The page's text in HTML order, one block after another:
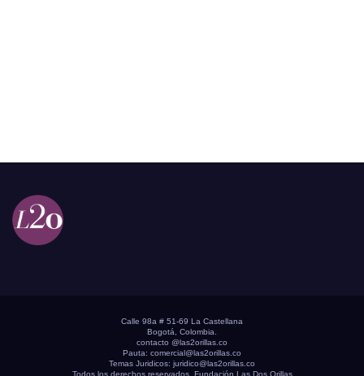
Calle 98a # 51-69 La Castellana
Bogotá, Colombia.
contacto @las2orillas.co
Pauta: comercial@las2orillas.co
Temas Juridicos: juridico@las2orillas.co
Todos los derechos reservados. Fundación Las Dos Orillas